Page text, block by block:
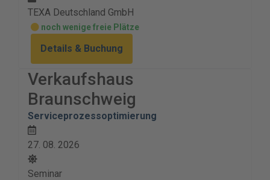
TEXA Deutschland GmbH
noch wenige freie Plätze
Details & Buchung
Verkaufshaus
Braunschweig
Serviceprozessoptimierung
27. 08. 2026
Seminar